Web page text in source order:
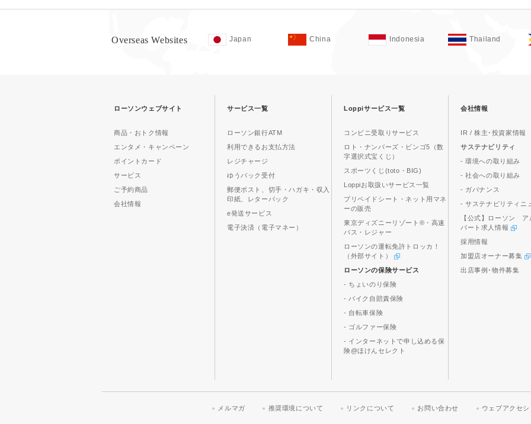
Overseas Websites Japan China Indonesia Thailand
ローソンウェブサイト
商品・おトク情報
エンタメ・キャンペーン
ポイントカード
サービス
ご予約商品
会社情報
サービス一覧
ローソン銀行ATM
利用できるお支払方法
レジチャージ
ゆうパック受付
郵便ポスト、切手・ハガキ・収入
印紙、レターパック
e発送サービス
電子決済（電子マネー）
Loppiサービス一覧
コンビニ受取りサービス
ロト・ナンバーズ・ビンゴ5（数
字選択式宝くじ）
スポーツくじ(toto・BIG)
Loppiお取扱いサービス一覧
プリペイドシート・ネット用マネ
ーの販売
東京ディズニーリゾート®・高速
バス・レジャー
ローソンの運転免許トロッカ！
（外部サイト）
ローソンの保険サービス
- ちょいのり保険
- バイク自賠責保険
- 自転車保険
- ゴルファー保険
- インターネットで申し込める保
険@ほけんセレクト
会社情報
IR / 株主･投資家情報
サステナビリティ
- 環境への取り組み
- 社会への取り組み
- ガバナンス
- サステナビリティニ
【公式】ローソン ア
パート求人情報
採用情報
加盟店オーナー募集
出店事例･物件募集
メルマガ 推奨環境について リンクについて お問い合わせ ウェブアクセ